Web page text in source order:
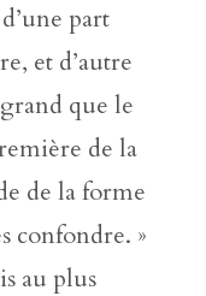
part
et d’autre
que le
de la
de la forme
confondre. »
au plus